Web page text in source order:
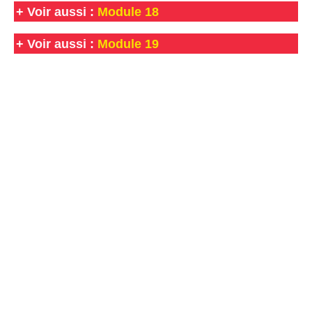
+ Voir aussi : Module 18
+ Voir aussi : Module 19